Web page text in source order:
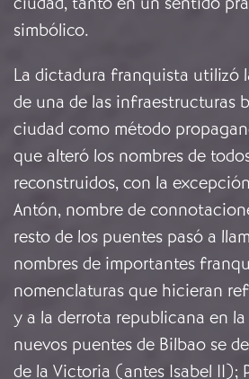
simbólico.
La dictadura franquista utilizó
de una de las infraestructuras
ciudad como método
que alteró los nombres de
reconstruidos, con la
Antón, nombre de
resto de los puentes pasó a
nombres de importantes
nomenclaturas que hicieran
y a la derrota republicana en la
nuevos puentes de Bilbao se
de la Victoria (antes Isabel II);